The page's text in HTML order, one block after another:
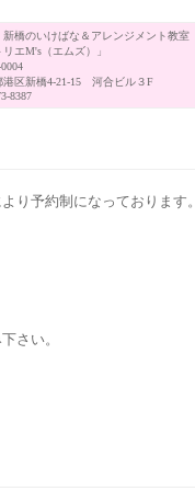
新橋のいけばな＆アレンジメント教室
リエM's（エムズ）」
港区新橋4-21-15 河合ビル３F
8387
り予約制になっております。
さい。